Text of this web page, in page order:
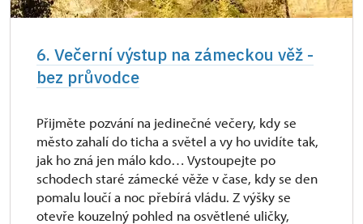
6. Večerní výstup na zámeckou věž -
bez průvodce
Přijměte pozvání na jedinečné večery, kdy se
město zahalí do ticha a světel a vy ho uvidíte tak,
jak ho zná jen málo kdo… Vystoupejte po
schodech staré zámecké věže v čase, kdy se den
pomalu loučí a noc přebírá vládu. Z výšky se
otevře kouzelný pohled na osvětlené uličky,